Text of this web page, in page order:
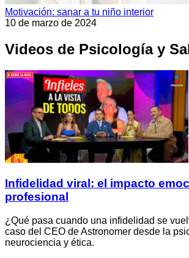
Motivación: sanar a tu niño interior
10 de marzo de 2024
Videos de Psicología y
Infidelidad viral: el impacto
profesional
¿Qué pasa cuando una infidelidad se
caso del CEO de Astronomer desde la
neurociencia y ética.